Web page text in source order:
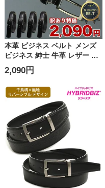
本革 ビジネス ベルト メンズ
ビジネス 紳士 牛革 レザー フ
ォーマル
2,090円